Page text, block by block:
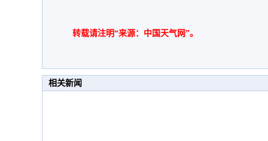
转载请注明“来源：中国天气网”。
相关新闻